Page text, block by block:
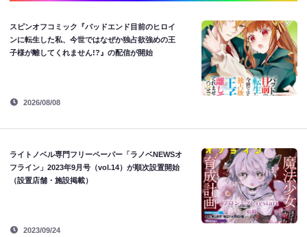
スピンオフコミック『バッドエンド目前のヒロイ
ンに転生した私、今世ではなぜか独占欲強めの王
子様が離してくれません!?』の配信が開始
2026/08/08
ライトノベル専門フリーペーパー「ラノベNEWSオ
フライン」2023年9月号（vol.14）が順次設置開始
（設置店舗・施設掲載）
2023/09/24